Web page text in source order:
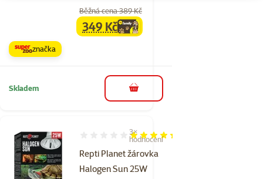
Běžná cena 389 Kč
familycena
349 Kč
značka
Skladem do košíku
Repti Planet žárovka
Halogen Sun 25W
Hodnocení 87%, počet hodnocení: 3
3×
hodnocení